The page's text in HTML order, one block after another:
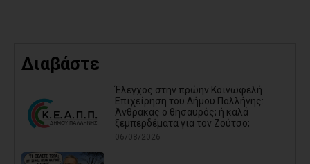
Διαβάστε
Έλεγχος στην πρώην Κοινωφελή
Επιχείρηση του Δήμου Παλλήνης:
Άνθρακας ο θησαυρός; ή καλά
ξεμπερδέματα για τον Ζούτσο;
06/08/2026